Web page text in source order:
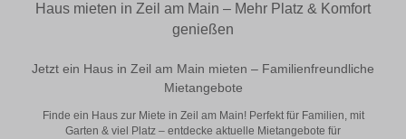
Haus mieten in Zeil am Main – Mehr Platz & Komfort
genießen
Jetzt ein Haus in Zeil am Main mieten – Familienfreundliche
Mietangebote
Finde ein Haus zur Miete in Zeil am Main! Perfekt für Familien, mit
Garten & viel Platz – entdecke aktuelle Mietangebote für